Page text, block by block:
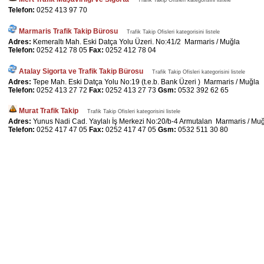
Telefon: 0252 413 97 70
Marmaris Trafik Takip Bürosu Trafik Takip Ofisleri kategorisini listele
Adres: Kemeraltı Mah. Eski Datça Yolu Üzeri. No:41/2 Marmaris / Muğla
Telefon: 0252 412 78 05 Fax: 0252 412 78 04
Atalay Sigorta ve Trafik Takip Bürosu Trafik Takip Ofisleri kategorisini listele
Adres: Tepe Mah. Eski Datça Yolu No:19 (t.e.b. Bank Üzeri ) Marmaris / Muğla
Telefon: 0252 413 27 72 Fax: 0252 413 27 73 Gsm: 0532 392 62 65
Murat Trafik Takip Trafik Takip Ofisleri kategorisini listele
Adres: Yunus Nadi Cad. Yaylalı İş Merkezi No:20/b-4 Armutalan Marmaris /
Telefon: 0252 417 47 05 Fax: 0252 417 47 05 Gsm: 0532 511 30 80